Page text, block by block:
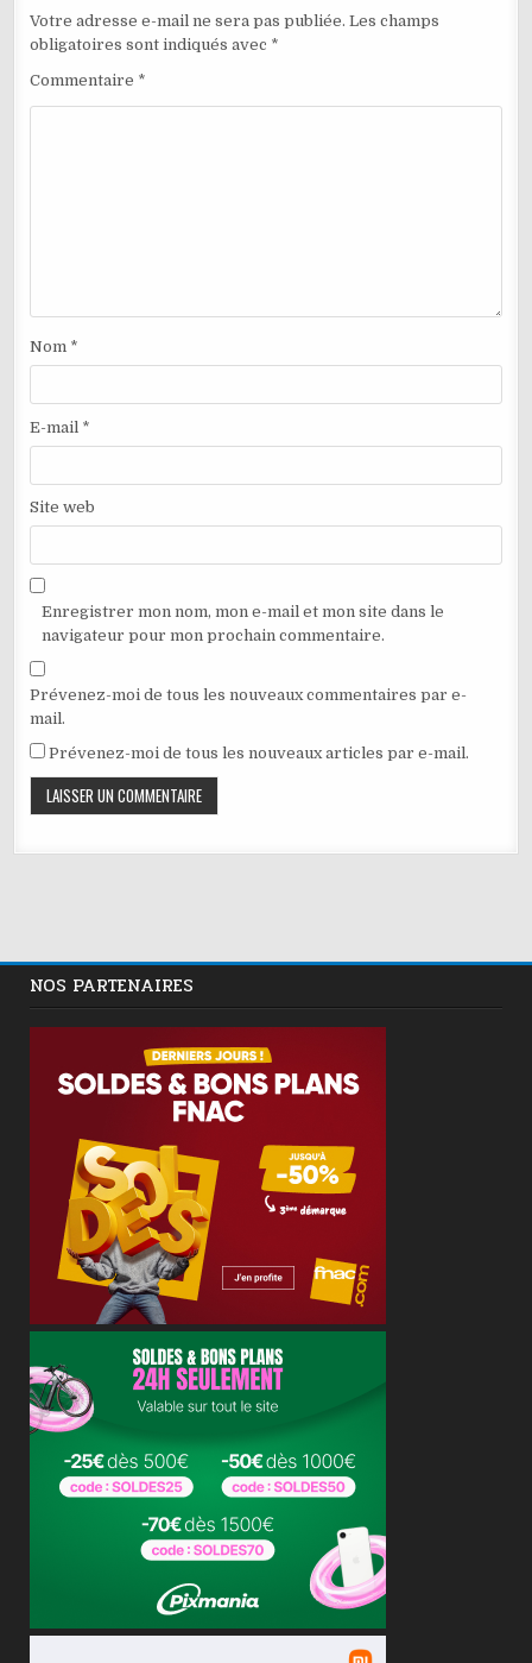
Votre adresse e-mail ne sera pas publiée. Les champs
obligatoires sont indiqués avec *
Commentaire *
Nom *
E-mail *
Site web
Enregistrer mon nom, mon e-mail et mon site dans le
navigateur pour mon prochain commentaire.
Prévenez-moi de tous les nouveaux commentaires par e-
mail.
Prévenez-moi de tous les nouveaux articles par e-mail.
NOS PARTENAIRES